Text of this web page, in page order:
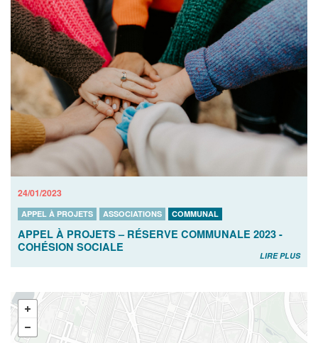
24/01/2023
APPEL À PROJETS ASSOCIATIONS COMMUNAL
APPEL À PROJETS – RÉSERVE COMMUNALE 2023 -
COHÉSION SOCIALE
LIRE PLUS